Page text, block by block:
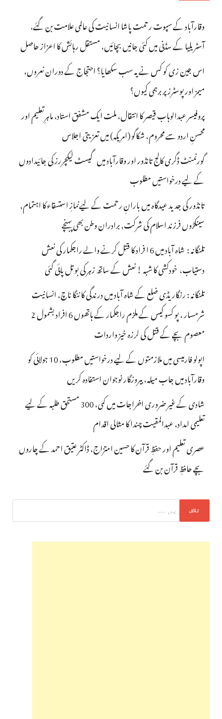
وقارآباد کے سپوت رحمت پاشا انسانیت کی عالمی علامت بن گئے،
آسٹریلیا کے سڈنی میں کئی جانیں بچائیں، مستقل رہائش کا اعزاز حاصل
اس جین زی کو کس نے یہ سب سکھایا؟ احتجاج کے دوران نعروں،
میمز اور پوسٹرز پر برہمی کیوں؟
پروفیسر عبدالوہاب قیصر کا انتقال، ملت ایک مشفق استاد، ماہرِتعلیم اور
محسنِ اردو سے محروم، شکاگو (امریکہ) میں تعزیتی اجلاس
گورنمنٹ ڈگری کالج تانڈور اور وقارآباد میں گیسٹ لیکچررز کی جائیدادوں
کے لیے درخواستیں مطلوب
تانڈور کی جدید عیدگاہ میں بارانِ رحمت کے لیےنمازِ استسقاء کا اہتمام,
سینکڑوں فرزند اسلام کی شرکت, برادران وطن بھی پہنچے
تلنگانہ : شاہ آباد میں 6 ا فراد کا قتل کرنے والے راجکمار کی نعش
دستیاب، خودکشی کا شبہ ! نعش کے ساتھ زہر کی بوتل پائی گئی
تلنگانہ : رنگاریڈی ضلع کے شاہ آباد میں درندگی کا ننگا ناچ، انسانیت
شرمسار ، پو کسو کیس کے ملزم راجکمار کے ہاتھوں 6 افراد بشمول 2
معصوم بچے کے قتل کی لرزہ خیز واردات
اپولو فارمیسی میں ملازمتوں کے لیے درخواستیں مطلوب، 10 جولائی کو
وقارآباد میں جاب میلہ، بیروزگار نوجوان استفادہ کریں
شادی کے غیر ضروری اخراجات میں کمی، 300 مستحق طلبہ کے لیے
تعلیمی امداد، عبدالمقیت چندا کا مثالی اقدام
عصری تعلیم اور حفظِ قرآن کا حسین امتزاج، ڈاکٹر عتیق احمد کے چاروں
بچے حافظِ قرآن بن گئے